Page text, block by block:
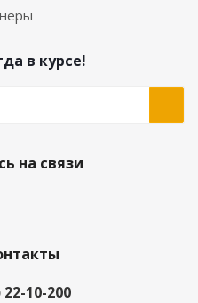
в курсе!
на связи
22-10-200